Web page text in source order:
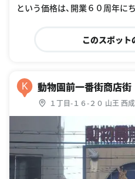
という価格は、開業６０周年に
このスポット
K 動物園前一番街商店街
１丁目-１６-２０ 山王 西